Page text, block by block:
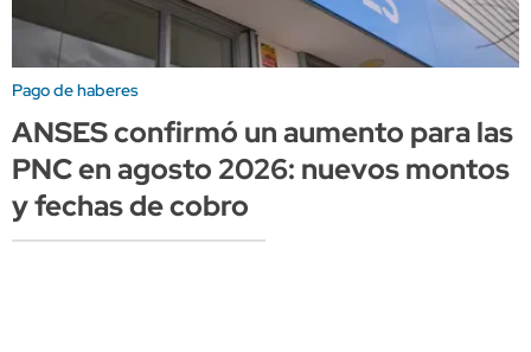
Pago de haberes
ANSES confirmó un aumento para las
PNC en agosto 2026: nuevos montos
y fechas de cobro